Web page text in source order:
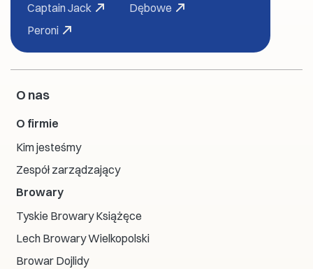
Captain Jack
Peroni
Dębowe
O nas
O firmie
Kim jesteśmy
Zespół zarządzający
Browary
Tyskie Browary Książęce
Lech Browary Wielkopolski
Browar Dojlidy